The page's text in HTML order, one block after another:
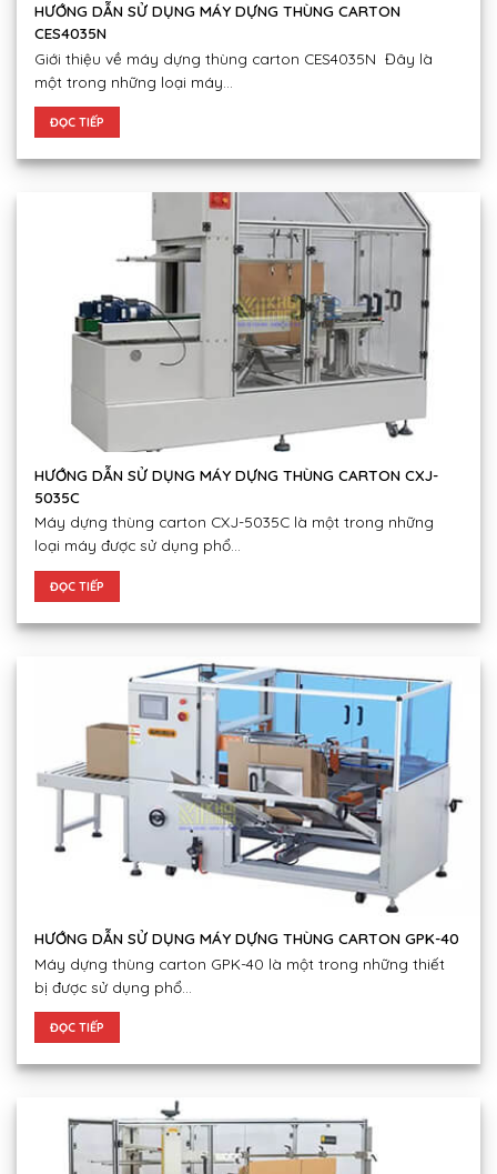
HƯỚNG DẪN SỬ DỤNG MÁY DỰNG THÙNG CARTON
CES4035N
Giới thiệu về máy dựng thùng carton CES4035N Đây là
một trong những loại máy...
ĐỌC TIẾP
HƯỚNG DẪN SỬ DỤNG MÁY DỰNG THÙNG CARTON CXJ-
5035C
Máy dựng thùng carton CXJ-5035C là một trong những
loại máy được sử dụng phổ...
ĐỌC TIẾP
HƯỚNG DẪN SỬ DỤNG MÁY DỰNG THÙNG CARTON GPK-40
Máy dựng thùng carton GPK-40 là một trong những thiết
bị được sử dụng phổ...
ĐỌC TIẾP